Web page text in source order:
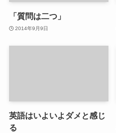
「質問は二つ」
2014年9月9日
英語はいよいよダメと感じ
る